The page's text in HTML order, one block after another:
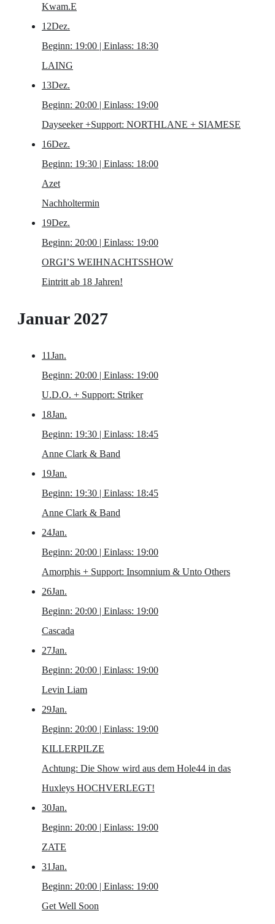
Kwam.E
12Dez.
Beginn: 19:00 | Einlass: 18:30
LAING
13Dez.
Beginn: 20:00 | Einlass: 19:00
Dayseeker +Support: NORTHLANE + SIAMESE
16Dez.
Beginn: 19:30 | Einlass: 18:00
Azet
Nachholtermin
19Dez.
Beginn: 20:00 | Einlass: 19:00
ORGI’S WEIHNACHTSSHOW
Eintritt ab 18 Jahren!
Januar 2027
11Jan.
Beginn: 20:00 | Einlass: 19:00
U.D.O. + Support: Striker
18Jan.
Beginn: 19:30 | Einlass: 18:45
Anne Clark & Band
19Jan.
Beginn: 19:30 | Einlass: 18:45
Anne Clark & Band
24Jan.
Beginn: 20:00 | Einlass: 19:00
Amorphis + Support: Insomnium & Unto Others
26Jan.
Beginn: 20:00 | Einlass: 19:00
Cascada
27Jan.
Beginn: 20:00 | Einlass: 19:00
Levin Liam
29Jan.
Beginn: 20:00 | Einlass: 19:00
KILLERPILZE
Achtung: Die Show wird aus dem Hole44 in das
Huxleys HOCHVERLEGT!
30Jan.
Beginn: 20:00 | Einlass: 19:00
ZATE
31Jan.
Beginn: 20:00 | Einlass: 19:00
Get Well Soon